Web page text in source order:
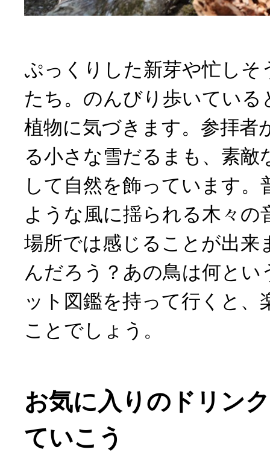
ぷっくりした新芽や忙しそ
たち。のんびり歩いている
植物に気づきます。参拝者
る小さな雪だるまも、素敵
して自然を飾っています。
ような風に揺られる木々の
場所では感じることが出来
んだろう？あの鳥は何とい
ット図鑑を持って行くと、
ことでしょう。
お気に入りのドリン
ていこう